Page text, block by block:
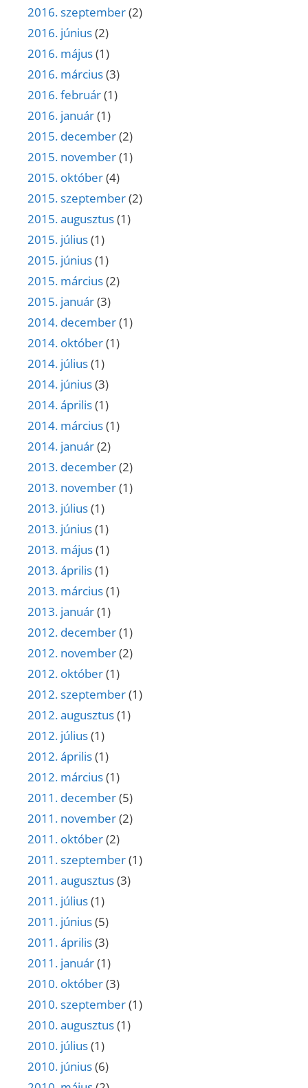
2016. szeptember(2)
2016. június(2)
2016. május(1)
2016. március(3)
2016. február(1)
2016. január(1)
2015. december(2)
2015. november(1)
2015. október(4)
2015. szeptember(2)
2015. augusztus(1)
2015. július(1)
2015. június(1)
2015. március(2)
2015. január(3)
2014. december(1)
2014. október(1)
2014. július(1)
2014. június(3)
2014. április(1)
2014. március(1)
2014. január(2)
2013. december(2)
2013. november(1)
2013. július(1)
2013. június(1)
2013. május(1)
2013. április(1)
2013. március(1)
2013. január(1)
2012. december(1)
2012. november(2)
2012. október(1)
2012. szeptember(1)
2012. augusztus(1)
2012. július(1)
2012. április(1)
2012. március(1)
2011. december(5)
2011. november(2)
2011. október(2)
2011. szeptember(1)
2011. augusztus(3)
2011. július(1)
2011. június(5)
2011. április(3)
2011. január(1)
2010. október(3)
2010. szeptember(1)
2010. augusztus(1)
2010. július(1)
2010. június(6)